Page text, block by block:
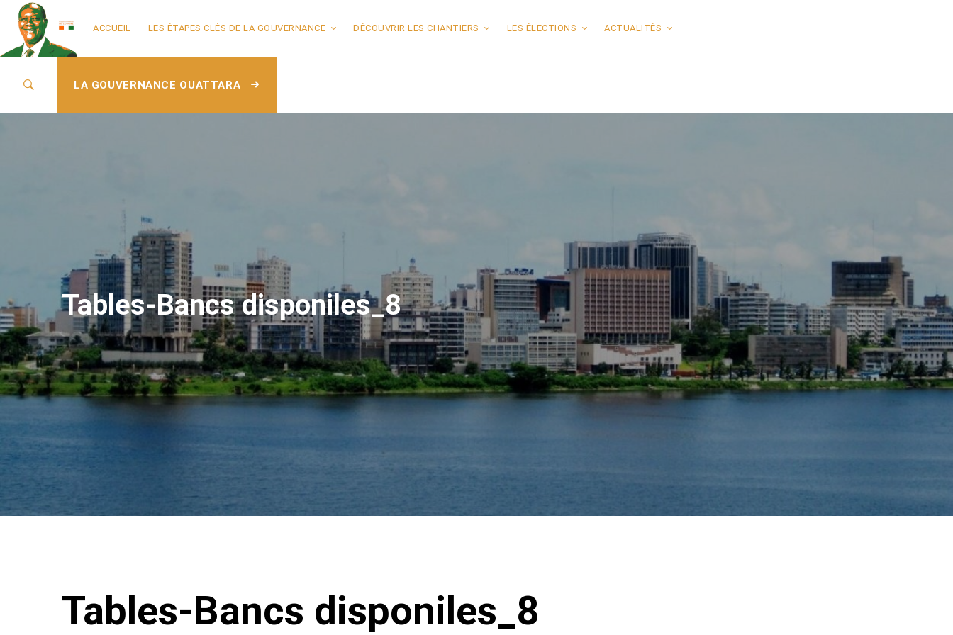
ACCUEIL LES ÉTAPES CLÉS DE LA GOUVERNANCE DÉCOUVRIR LES CHANTIERS LES ÉLECTIONS ACTUALITÉS
LA GOUVERNANCE OUATTARA
Tables-Bancs disponiles_8
Tables-Bancs disponiles_8